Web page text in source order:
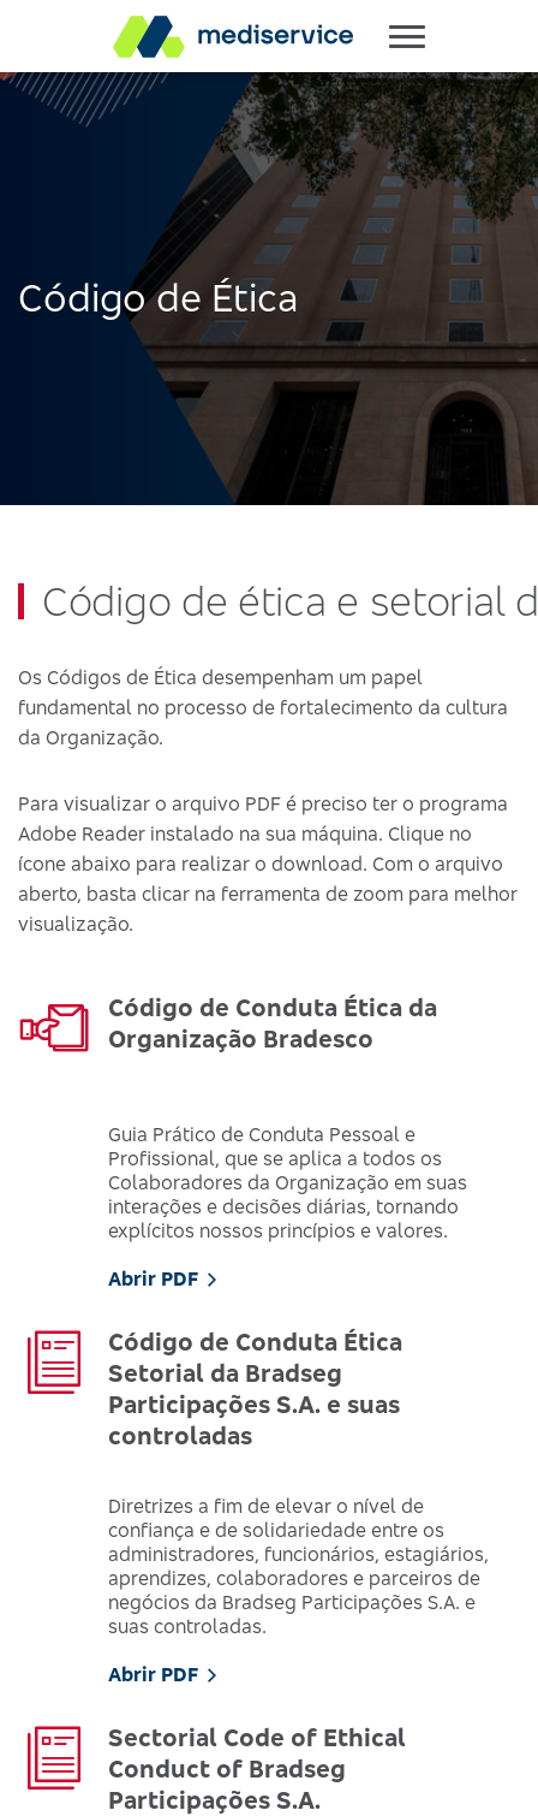
Código de Ética
Código de ética e setorial
Os Códigos de Ética desempenham um papel
fundamental no processo de fortalecimento da cultura
da Organização.
Para visualizar o arquivo PDF é preciso ter o programa
Adobe Reader instalado na sua máquina. Clique no
ícone abaixo para realizar o download. Com o arquivo
aberto, basta clicar na ferramenta de zoom para melhor
visualização.
Código de Conduta Ética da
Organização Bradesco
Guia Prático de Conduta Pessoal e
Profissional, que se aplica a todos os
Colaboradores da Organização em suas
interações e decisões diárias, tornando
explícitos nossos princípios e valores.
Abrir PDF
Código de Conduta Ética
Setorial da Bradseg
Participações S.A. e suas
controladas
Diretrizes a fim de elevar o nível de
confiança e de solidariedade entre os
administradores, funcionários, estagiários,
aprendizes, colaboradores e parceiros de
negócios da Bradseg Participações S.A. e
suas controladas.
Abrir PDF
Sectorial Code of Ethical
Conduct of Bradseg
Participações S.A.